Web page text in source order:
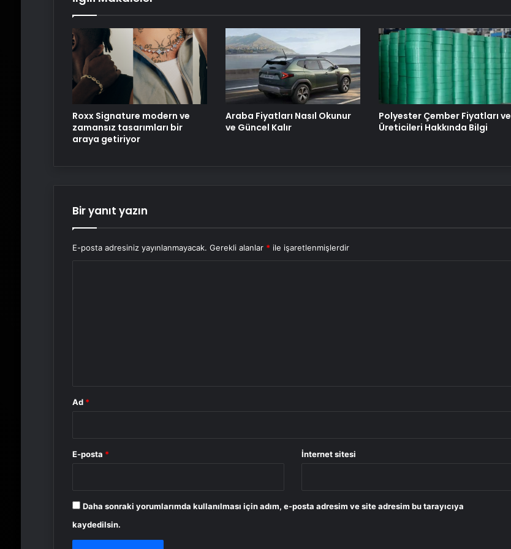
Nasılnedir.com
Serjoy : Dijital Medya Ajansı, Google
Reklam Ajansı, SEO Ajansı ve Web
Tasarım Ajansı
Roxx Signature modern ve
zamansız tasarımları bir
araya getiriyor
Araba Fiyatları Nasıl Okunur
ve Güncel Kalır
Polyester Çember Fiyatları ve
Üreticileri Hakkında Bilgi
Bir yanıt yazın
E-posta adresiniz yayınlanmayacak. Gerekli alanlar * ile işaretlenmişlerdir
Ad *
E-posta * İnternet sitesi
Daha sonraki yorumlarımda kullanılması için adım, e-posta adresim ve site adresim bu tarayıcıya
kaydedilsin.